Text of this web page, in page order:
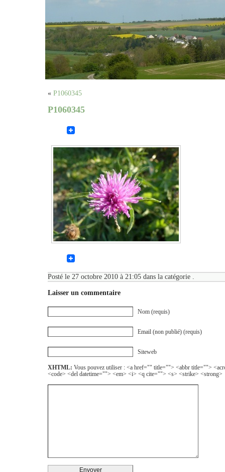
« P1060345
P1060345
Posté le 27 octobre 2010 à 21:05 dans la catégorie .
Laisser un commentaire
Nom (requis)
Email (non publié) (requis)
Siteweb
XHTML: Vous pouvez utiliser : <a href="" title=""> <abbr title="">
<code> <del datetime=""> <em> <i> <q cite=""> <s> <strike> <strong>